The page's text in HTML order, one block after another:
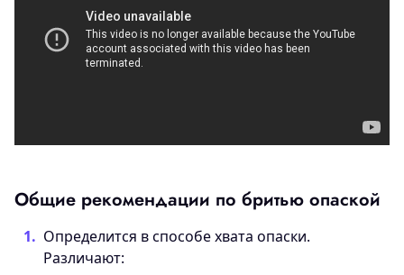
Общие рекомендации по бритью опаской
Определится в способе хвата опаски.
Различают: